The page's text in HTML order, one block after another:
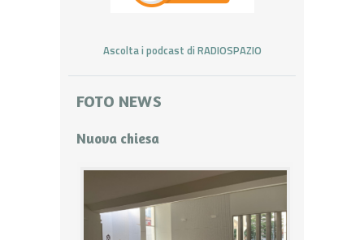
Ascolta i podcast di RADIOSPAZIO
FOTO NEWS
Nuova chiesa